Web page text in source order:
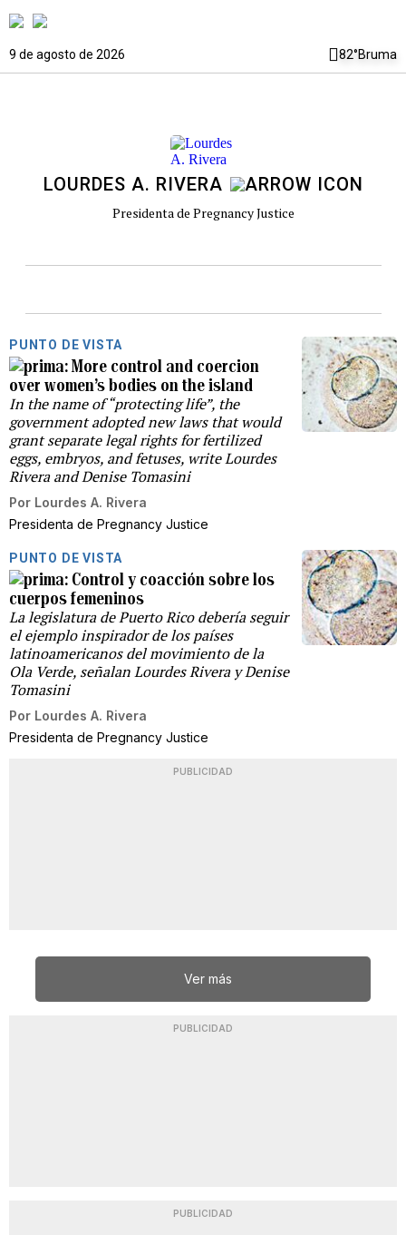
9 de agosto de 2026 82°Bruma
LOURDES A. RIVERA
Presidenta de Pregnancy Justice
PUNTO DE VISTA
More control and coercion
over women’s bodies on the island
In the name of “protecting life”, the
government adopted new laws that would
grant separate legal rights for fertilized
eggs, embryos, and fetuses, write Lourdes
Rivera and Denise Tomasini
Por Lourdes A. Rivera
Presidenta de Pregnancy Justice
PUNTO DE VISTA
Control y coacción sobre los
cuerpos femeninos
La legislatura de Puerto Rico debería seguir
el ejemplo inspirador de los países
latinoamericanos del movimiento de la
Ola Verde, señalan Lourdes Rivera y Denise
Tomasini
Por Lourdes A. Rivera
Presidenta de Pregnancy Justice
PUBLICIDAD
Ver más
PUBLICIDAD
PUBLICIDAD